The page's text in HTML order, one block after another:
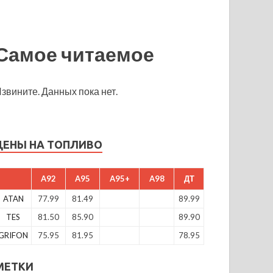
читаемое
Данных пока нет.
НА ТОПЛИВО
A92 A95 A95+ A98 ДТ
ATAN 77.99 81.49
89.99
TES
81.50 85.90
89.90
75.95 81.95 78.95